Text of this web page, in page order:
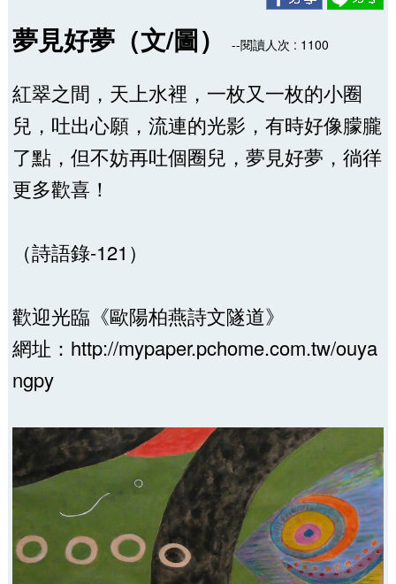
夢見好夢（文/圖） --閱讀人次 : 1100
紅翠之間，天上水裡，一枚又一枚的小圈
兒，吐出心願，流連的光影，有時好像朦朧
了點，但不妨再吐個圈兒，夢見好夢，徜徉
更多歡喜！
（詩語錄-121）
歡迎光臨《歐陽柏燕詩文隧道》
網址：http://mypaper.pchome.com.tw/ouya
ngpy